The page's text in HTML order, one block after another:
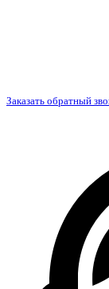
Заказать обратный